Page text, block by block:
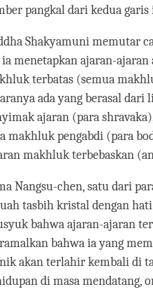
pangkal dari kedua garis
Shakyamuni memutar
menetapkan ajaran-ajaran
terbatas (semua
ada yang berasal
ajaran (para
makhluk pengabdi (para
makhluk terbebaskan
Nangsu-chen, satu dari
tasbih kristal dengan
bahwa ajaran-ajaran
bahwa ia yang
akan terlahir kembali di
di masa mendatang,